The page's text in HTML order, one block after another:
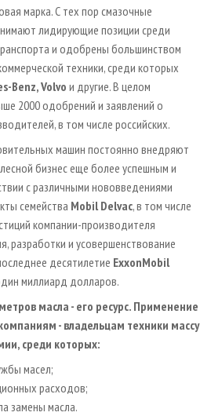
марка. С тех пор смазочные
лидирующие позиции среди
и одобрены большинством
техники, среди которых
-­Benz,Volvo и другие. В целом
2000 одобрений и заявлений о
в том числе российских.
машин постоянно внедряют
бизнес еще более успешным и
с различными нововведениями
семейства Mobil Delvac, в том числе
компании­-производителя
разработки и усовершенствование
десятилетие ExxonMobil
миллиард долларов.
масла - его ресурс. Применение
- владельцам техники массу
среди которых:
масел;
расходов;
замены масла.